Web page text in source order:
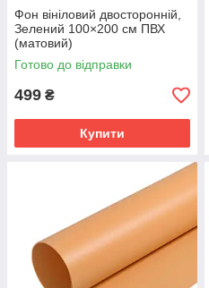
Фон вініловий двосторонній,
Зелений 100×200 см ПВХ
(матовий)
Готово до відправки
499 ₴
Купити